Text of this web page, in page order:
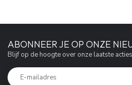
ABONNEER JE OP ONZE
Blijf op de hoogte over onze laatste acties